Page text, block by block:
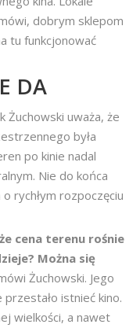
dobrym sklepom
tu funkcjonować
DA
Żuchowski uważa, że
była
po kinie nadal
Nie do końca
rychłym rozpoczęciu
cena terenu rośnie
Można się
Żuchowski. Jego
przestało istnieć kino.
wielkości, a nawet